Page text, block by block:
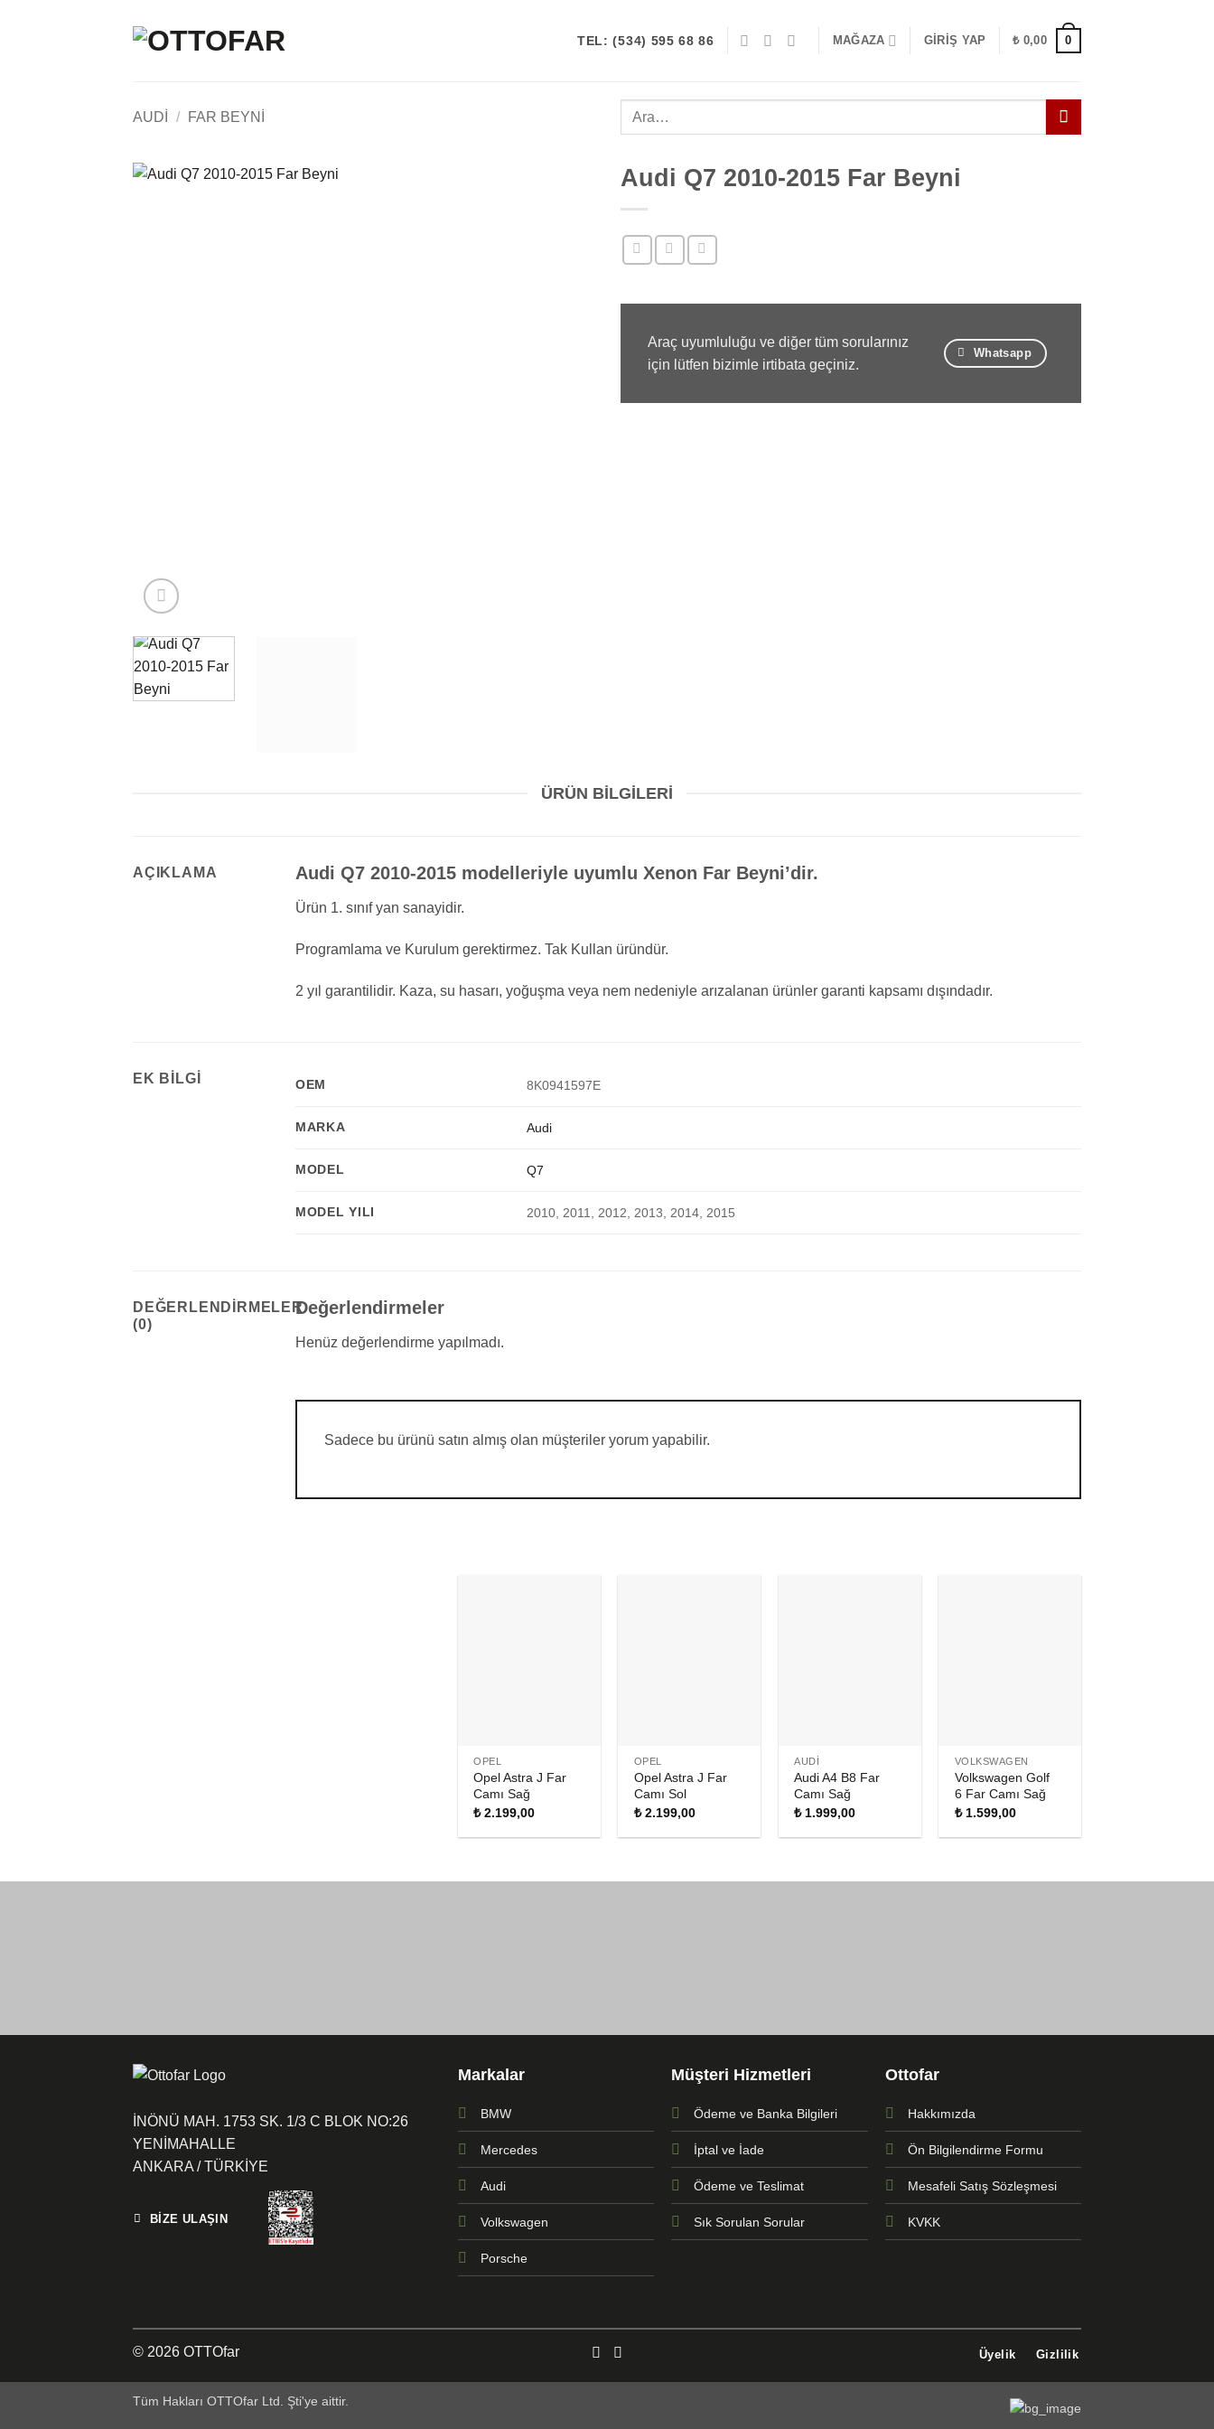
TEL: (534) 595 68 86 MAĞAZA GIRIŞ YAP ₺0,00 0
AUDI / FAR BEYNI
Ara:
Audi Q7 2010-2015 Far Beyni
Araç uyumluluğu ve diğer tüm sorularınız
için lütfen bizimle irtibata geçiniz.
Whatsapp
ÜRÜN BILGILERI
AÇIKLAMA Audi Q7 2010-2015 modelleriyle uyumlu Xenon Far Beyni’dir.
Ürün 1. sınıf yan sanayidir.
Programlama ve Kurulum gerektirmez. Tak Kullan üründür.
2 yıl garantilidir. Kaza, su hasarı, yoğuşma veya nem nedeniyle arızalanan ürünler garanti kapsamı dışındadır.
EK BILGI OEM 8K0941597E
MARKA Audi
MODEL Q7
MODEL YILI 2010, 2011, 2012, 2013, 2014, 2015
DEĞERLENDIRMELER
(0)
Değerlendirmeler
Henüz değerlendirme yapılmadı.
Sadece bu ürünü satın almış olan müşteriler yorum yapabilir.
OPEL
Opel Astra J Far
Camı Sağ
₺2.199,00
OPEL
Opel Astra J Far
Camı Sol
₺2.199,00
AUDI
Audi A4 B8 Far
Camı Sağ
₺1.999,00
VOLKSWAGEN
Volkswagen Golf
6 Far Camı Sağ
₺1.599,00
İNÖNÜ MAH. 1753 SK. 1/3 C BLOK NO:26
YENİMAHALLE
ANKARA / TÜRKİYE
BİZE ULAŞIN
Markalar
BMW
Mercedes
Audi
Volkswagen
Porsche
Müşteri Hizmetleri
Ödeme ve Banka Bilgileri
İptal ve İade
Ödeme ve Teslimat
Sık Sorulan Sorular
Ottofar
Hakkımızda
Ön Bilgilendirme Formu
Mesafeli Satış Sözleşmesi
KVKK
© 2026 OTTOfar Üyelik Gizlilik
Tüm Hakları OTTOfar Ltd. Şti'ye aittir.